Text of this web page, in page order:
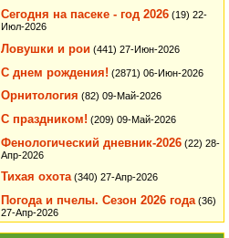
Сегодня на пасеке - год 2026 (19) 22-
Июл-2026
Ловушки и рои (441) 27-Июн-2026
С днем рождения! (2871) 06-Июн-2026
Орнитология (82) 09-Май-2026
С праздником! (209) 09-Май-2026
Фенологический дневник-2026 (22) 28-
Апр-2026
Тихая охота (340) 27-Апр-2026
Погода и пчелы. Сезон 2026 года (36)
27-Апр-2026